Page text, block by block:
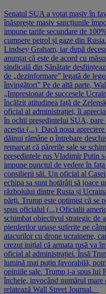
Senatul SUA a votat masiv în
înăsprește masiv sancțiunile
impune tarife secundare de
cumpere petrol și gaze din
Lindsey Graham, iar după
anunțat că este de acord cu
sindicală din Sănătate
de „dezinformare” legată de
învingători” Pe de altă parte,
„Impresionat de succesele
încălzit atitudinea față de
oficial al administrației, îi
în ochii președintelui SUA,
aceștia (...) Dacă noua
dăinui rămâne o întrebare
remarcat că părerile sale se
președintele rus Vladimir Putin
impune punctul de vedere în
consilierii săi. Un oficial al
echipa sa sunt hotărâți să joace
războiului dintre Rusia și
părți. Trump este optimist că se
spus oficialul (...) Oficialii
schimbat obiectivul strategic de
pierderilor uriașe suferite pe
atacurilor cu drone ucrainene,
crezut inițial că armata rusă va
oficial al administrației. Însă
lumină mai puțin favorabilă,
opiniile sale. Trump i-a spus lui
încheie, invocând numărul mare
relatează Wall Street Journal.